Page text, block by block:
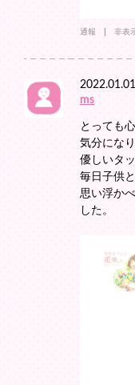
通報 非表
2022.01.01
ms
とっても
気分にな
優しいタ
毎日子供
思い浮か
した。